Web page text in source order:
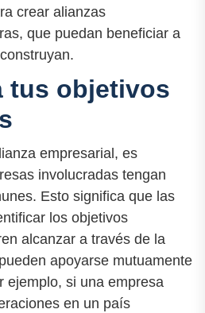
crear alianzas
que puedan beneficiar a
tus objetivos
empresarial, es
involucradas tengan
Esto significa que las
los objetivos
alcanzar a través de la
apoyarse mutuamente
ejemplo, si una empresa
en un país